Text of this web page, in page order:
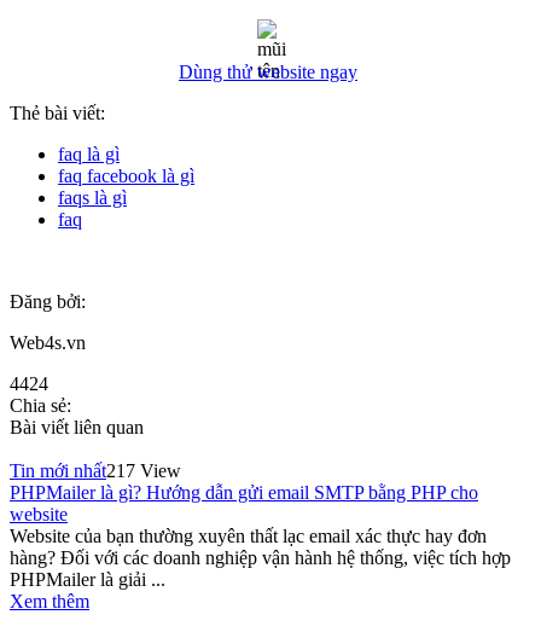
Dùng thử website ngay
Thẻ bài viết:
faq là gì
faq facebook là gì
faqs là gì
faq
Đăng bởi:
Web4s.vn
4424
Chia sẻ:
Bài viết liên quan
Tin mới nhất217 View
PHPMailer là gì? Hướng dẫn gửi email SMTP bằng PHP cho
website
Website của bạn thường xuyên thất lạc email xác thực hay đơn
hàng? Đối với các doanh nghiệp vận hành hệ thống, việc tích hợp
PHPMailer là giải ...
Xem thêm